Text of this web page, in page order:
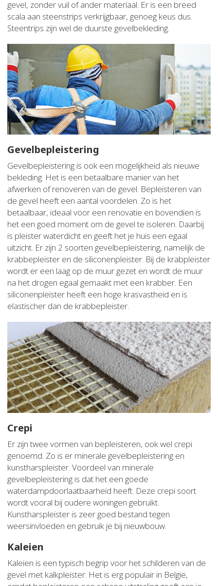
gevel, zonder vuil of ander materiaal. Er is een breed
scala aan steenstrips verkrijgbaar, genoeg keus dus.
Steentrips zijn wel de duurste gevelbekleding.
Gevelbepleistering
Gevelbepleistering is ook een mogelijkheid als nieuwe
bekleding. Het is een betaalbare manier van het
afwerken of renoveren van de gevel. Bepleisteren van
de gevel heeft een aantal voordelen. Zo is het
betaalbaar, ideaal voor een renovatie en bovendien is
het een goed moment om de gevel te isoleren. Daarbij
is pleister waterdicht en geeft het je huis een egaal
uitzicht. Er zijn 2 soorten gevelbepleistering, namelijk de
krabbepleister en de siliconenpleister. Bij de krabpleister
wordt er een laag op de muur gezet en wordt de muur
na het drogen egaal gemaakt met een krabber. Een
siliconenpleister heeft een hoge krasvastheid en is
elastischer dan de krabbepleister.
Crepi
Er zijn twee vormen van bepleisteren, ook wel crepi
genoemd. Zo is er minerale gevelbepleistering en
kunstharspleister. Voordeel van minerale
gevelbepleistering is dat het een goede
waterdampdoorlaatbaarheid heeft. Deze crepi soort
wordt vooral bij oudere woningen gebruikt.
Kunstharspleister is zeer goed bestand tegen
weersinvloeden en gebruik je bij nieuwbouw.
Kaleien
Kaleien is een typisch begrip voor het schilderen van de
gevel met kalkpleister. Het is erg populair in België,